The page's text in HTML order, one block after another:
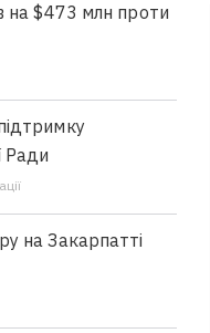
на $473 млн проти
Ради
на Закарпатті